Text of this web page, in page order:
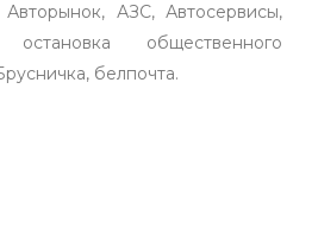
АЗС, Автосервисы,
общественного
белпочта.